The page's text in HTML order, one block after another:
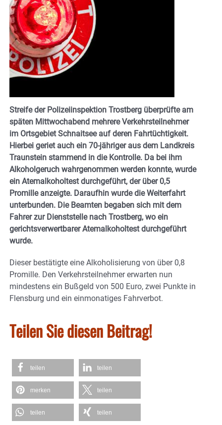
Streife der Polizeiinspektion Trostberg überprüfte am
späten Mittwochabend mehrere Verkehrsteilnehmer
im Ortsgebiet Schnaitsee auf deren Fahrtüchtigkeit.
Hierbei geriet auch ein 70-jähriger aus dem Landkreis
Traunstein stammend in die Kontrolle. Da bei ihm
Alkoholgeruch wahrgenommen werden konnte, wurde
ein Atemalkoholtest durchgeführt, der über 0,5
Promille anzeigte. Daraufhin wurde die Weiterfahrt
unterbunden. Die Beamten begaben sich mit dem
Fahrer zur Dienststelle nach Trostberg, wo ein
gerichtsverwertbarer Atemalkoholtest durchgeführt
wurde.
Dieser bestätigte eine Alkoholisierung von über 0,8
Promille. Den Verkehrsteilnehmer erwarten nun
mindestens ein Bußgeld von 500 Euro, zwei Punkte in
Flensburg und ein einmonatiges Fahrverbot.
Teilen Sie diesen Beitrag!
teilen teilen
merken teilen
teilen teilen